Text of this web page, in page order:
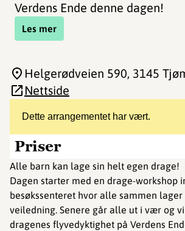
Verdens Ende denne dagen!
Les mer
Dette arrangementet har vært.
Priser
Alle barn kan lage sin helt egen drage!
Dagen starter med en drage-workshop
besøkssenteret hvor alle sammen
veiledning. Senere går alle ut i vær og
dragenes flyvedyktighet på Verdens
Helgerødveien 590, 3145
Nettside